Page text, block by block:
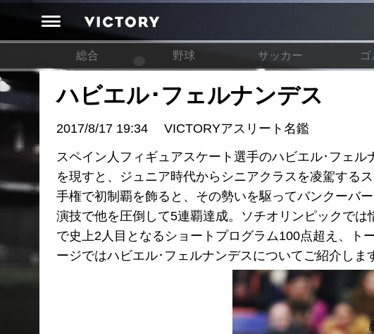
総合 野球 サッカー ゴ
ハビエル･フェルナンデス
2017/8/17 19:34
VICTORYアスリート名鑑
スペイン人フィギュアスケート選手のハビエル･フェ
を現すと、ジュニア時代からシニアクラスを凌駕する
手権で初制覇を飾ると、その勢いを駆ってバンクーバ
演技で他を圧倒して5連覇達成。ソチオリンピックで
で史上2人目となるショートプログラム100点超え、ト
ージではハビエル･フェルナンデスについてご紹介しま